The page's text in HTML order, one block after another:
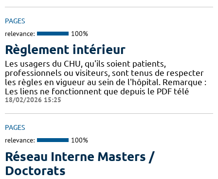
PAGES
relevance: 100%
Règlement intérieur
Les usagers du CHU, qu'ils soient patients,
professionnels ou visiteurs, sont tenus de respecter
les règles en vigueur au sein de l'hôpital. Remarque :
Les liens ne fonctionnent que depuis le PDF télé
18/02/2026 15:25
PAGES
relevance: 100%
Réseau Interne Masters /
Doctorats